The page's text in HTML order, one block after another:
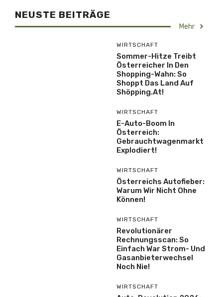
NEUSTE BEITRÄGE
Mehr
WIRTSCHAFT
Sommer-Hitze Treibt
Österreicher In Den
Shopping-Wahn: So
Shoppt Das Land Auf
Shöpping.at!
WIRTSCHAFT
E-Auto-Boom In
Österreich:
Gebrauchtwagenmarkt
Explodiert!
WIRTSCHAFT
Österreichs Autofieber:
Warum Wir Nicht Ohne
Können!
WIRTSCHAFT
Revolutionärer
Rechnungsscan: So
Einfach War Strom- Und
Gasanbieterwechsel
Noch Nie!
WIRTSCHAFT